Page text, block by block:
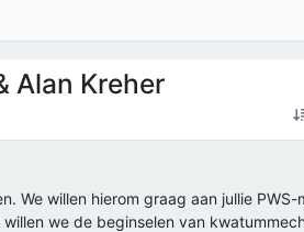
Alan Kreher
We willen hierom graag aan jullie
we de beginselen van